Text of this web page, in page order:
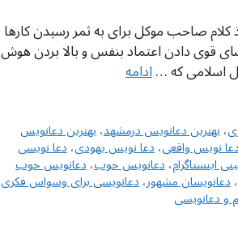
کلام صاحب موکل برای به ثمر رسیدن کارها
قوی دادن اعتماد بنفس و بالا بردن هوش
اسلامی که …ادامه
،بهترین دعانویس درمشهد،بهترین دعانویس
نویس واقعی،دعا نویس یهودی،دعا نویسی
اینستاگرام،دعانویس خوب،دعانویس خوب
،دعانویسان مشهور،دعانویسی برای وسواس فکری
دعانویسی